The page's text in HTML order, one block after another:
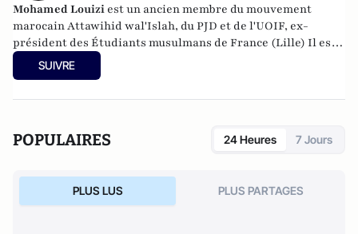
Mohamed Louizi est un ancien membre du mouvement
marocain Attawihid wal'Islah, du PJD et de l'UOIF, ex-
président des Étudiants musulmans de France (Lille) Il est
ingénieur. Il anime depuis 2007 le blog "Écrire sans censures
!".
SUIVRE
POPULAIRES 24 Heures 7 Jours
PLUS LUS PLUS PARTAGES